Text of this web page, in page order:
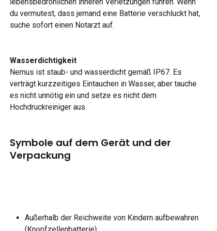
du vermutest, dass jemand eine Batterie verschluckt hat,
suche sofort einen Notarzt auf.
Wasserdichtigkeit
Nemus ist staub- und wasserdicht gemäß IP67. Es
verträgt kurzzeitiges Eintauchen in Wasser, aber tauche
es nicht unnötig ein und setze es nicht dem
Hochdruckreiniger aus.
Symbole auf dem Gerät und der
Verpackung
Außerhalb der Reichweite von Kindern aufbewahren